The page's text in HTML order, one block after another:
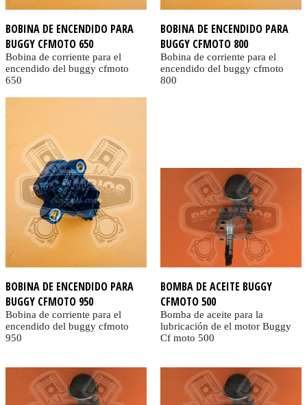
BOBINA DE ENCENDIDO PARA
BUGGY CFMOTO 650
Bobina de corriente para el
encendido del buggy cfmoto
650
BOBINA DE ENCENDIDO PARA
BUGGY CFMOTO 800
Bobina de corriente para el
encendido del buggy cfmoto
800
BOBINA DE ENCENDIDO PARA
BUGGY CFMOTO 950
Bobina de corriente para el
encendido del buggy cfmoto
950
BOMBA DE ACEITE BUGGY
CFMOTO 500
Bomba de aceite para la
lubricación de el motor Buggy
Cf moto 500